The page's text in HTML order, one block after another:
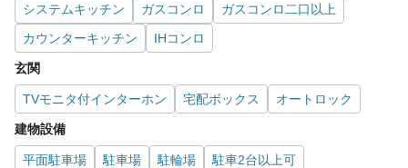
システムキッチン ガスコンロ
ガスコンロ二口以上
カウンターキッチン
IHコンロ
玄関
TVモニタ付インターホン 宅配ボックス オートロック
建物設備
平面駐車場 駐車場 駐輪場
駐車2台以上可